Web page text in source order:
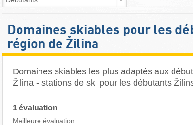
Domaines skiables pour les
région de Žilina
Domaines skiables les plus adaptés aux
Žilina - stations de ski pour les débutants
1 évaluation
Meilleure évaluation: